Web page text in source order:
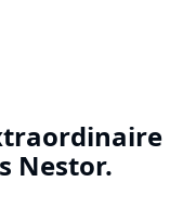
Nestor.